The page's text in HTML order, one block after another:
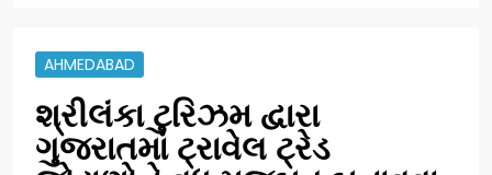
AHMEDABAD
શ્રીલંકા ટુરિઝમ દ્વારા
ગુજરાતમાં ટ્રાવેલ ટ્રેડ